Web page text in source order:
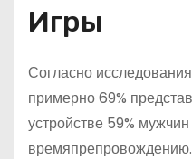
Игры
Согласно
примерно 69%
устройстве 59%